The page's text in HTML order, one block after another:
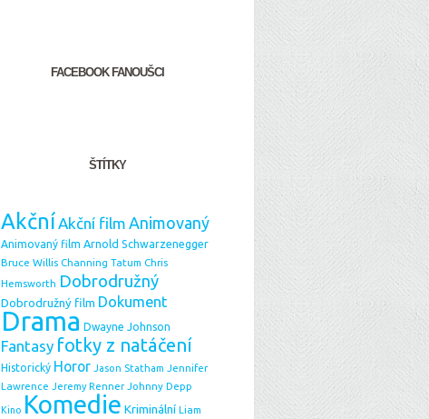
FACEBOOK FANOUŠCI
ŠTÍTKY
AkčníAkční film Animovaný
Animovaný film Arnold Schwarzenegger
Bruce Willis Channing Tatum Chris
Hemsworth Dobrodružný
Dobrodružný film Dokument
Drama Dwayne Johnson
Fantasy fotky z natáčení
Historický Horor Jason Statham Jennifer
Lawrence Jeremy Renner Johnny Depp
Kino Komedie Kriminální Liam